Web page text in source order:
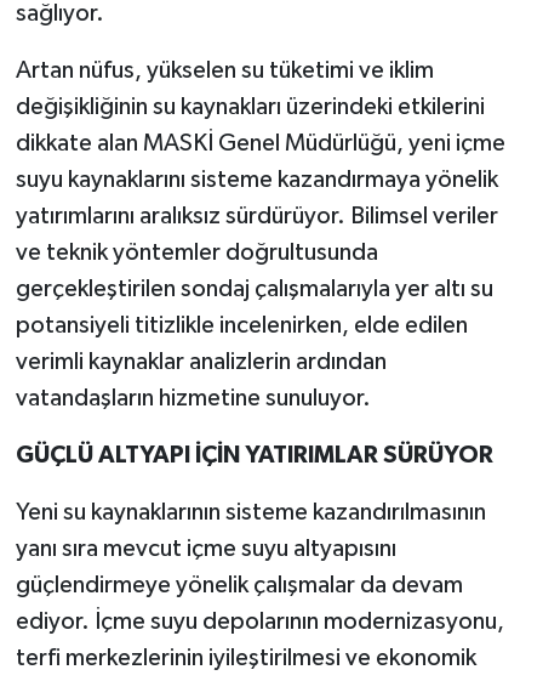
sağlıyor.
Artan nüfus, yükselen su tüketimi ve iklim
değişikliğinin su kaynakları üzerindeki etkilerini
dikkate alan MASKİ Genel Müdürlüğü, yeni içme
suyu kaynaklarını sisteme kazandırmaya yönelik
yatırımlarını aralıksız sürdürüyor. Bilimsel veriler
ve teknik yöntemler doğrultusunda
gerçekleştirilen sondaj çalışmalarıyla yer altı su
potansiyeli titizlikle incelenirken, elde edilen
verimli kaynaklar analizlerin ardından
vatandaşların hizmetine sunuluyor.
GÜÇLÜ ALTYAPI İÇİN YATIRIMLAR SÜRÜYOR
Yeni su kaynaklarının sisteme kazandırılmasının
yanı sıra mevcut içme suyu altyapısını
güçlendirmeye yönelik çalışmalar da devam
ediyor. İçme suyu depolarının modernizasyonu,
terfi merkezlerinin iyileştirilmesi ve ekonomik